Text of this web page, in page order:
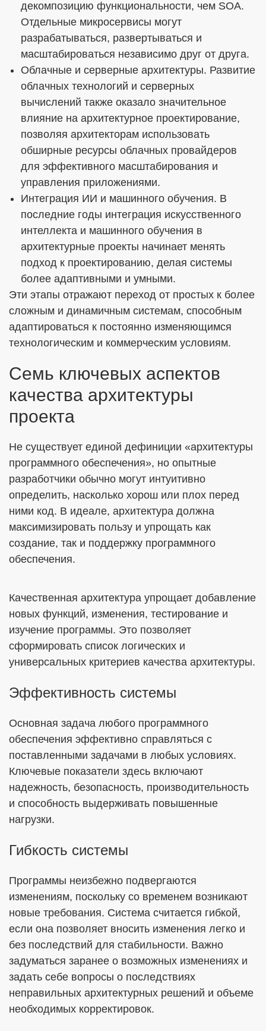
декомпозицию функциональности, чем SOA.
Отдельные микросервисы могут
разрабатываться, развертываться и
масштабироваться независимо друг от друга.
Облачные и серверные архитектуры. Развитие
облачных технологий и серверных
вычислений также оказало значительное
влияние на архитектурное проектирование,
позволяя архитекторам использовать
обширные ресурсы облачных провайдеров
для эффективного масштабирования и
управления приложениями.
Интеграция ИИ и машинного обучения. В
последние годы интеграция искусственного
интеллекта и машинного обучения в
архитектурные проекты начинает менять
подход к проектированию, делая системы
более адаптивными и умными.
Эти этапы отражают переход от простых к более
сложным и динамичным системам, способным
адаптироваться к постоянно изменяющимся
технологическим и коммерческим условиям.
Семь ключевых аспектов
качества архитектуры
проекта
Не существует единой дефиниции «архитектуры
программного обеспечения», но опытные
разработчики обычно могут интуитивно
определить, насколько хорош или плох перед
ними код. В идеале, архитектура должна
максимизировать пользу и упрощать как
создание, так и поддержку программного
обеспечения.
Качественная архитектура упрощает добавление
новых функций, изменения, тестирование и
изучение программы. Это позволяет
сформировать список логических и
универсальных критериев качества архитектуры.
Эффективность системы
Основная задача любого программного
обеспечения эффективно справляться с
поставленными задачами в любых условиях.
Ключевые показатели здесь включают
надежность, безопасность, производительность
и способность выдерживать повышенные
нагрузки.
Гибкость системы
Программы неизбежно подвергаются
изменениям, поскольку со временем возникают
новые требования. Система считается гибкой,
если она позволяет вносить изменения легко и
без последствий для стабильности. Важно
задуматься заранее о возможных изменениях и
задать себе вопросы о последствиях
неправильных архитектурных решений и объеме
необходимых корректировок.